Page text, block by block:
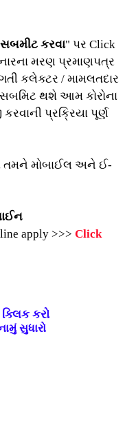
કરવા" પર Click
મરણ પ્રમાણપત્ર
કલેક્ટર / મામલતદાર
સબમિટ થશે આમ કોરોના
પ્રક્રિયા પૂર્ણ
તમને મોબાઈલ અને ઈ-
apply >>> Click
કરો
સુધારો